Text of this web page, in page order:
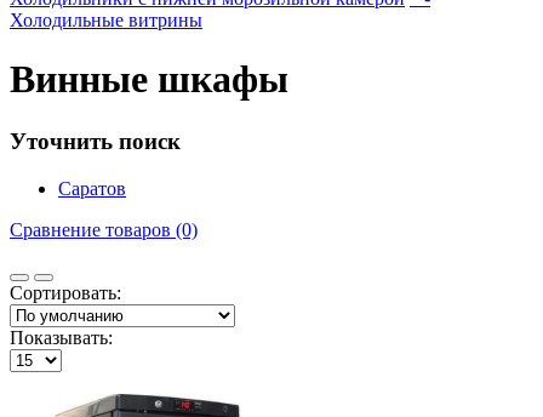
Холодильные витрины
Винные шкафы
Уточнить поиск
Саратов
Сравнение товаров (0)
Сортировать:
Показывать: